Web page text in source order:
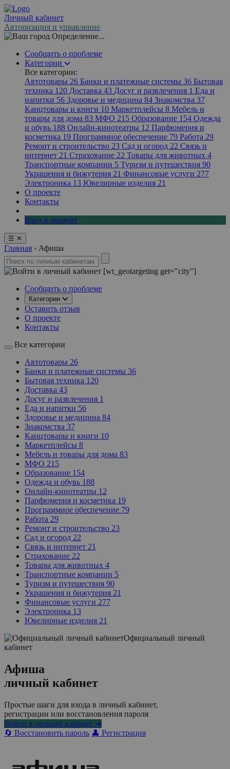
Личный кабинет
Авторизация и управление
Определение...
Сообщить о проблеме
Категории
Все категории:
Автотовары 26 Банки и платежные системы 36 Бытовая
техника 120 Доставка 43 Досуг и развлечения 1 Еда и
напитки 56 Здоровье и медицина 84 Знакомства 37
Канцтовары и книги 10 Маркетплейсы 8 Мебель и
товары для дома 83 МФО 215 Образование 154 Одежда
и обувь 188 Онлайн-кинотеатры 12 Парфюмерия и
косметика 19 Программное обеспечение 79 Работа 29
Ремонт и строительство 23 Сад и огород 22 Связь и
интернет 21 Страхование 22 Товары для животных 4
Транспортные компании 5 Туризм и путешествия 90
Украшения и бижутерия 21 Финансовые услуги 277
Электроника 13 Ювелирные изделия 21
О проекте
Контакты
Вход в аккаунт
☰ ✕
Главная › Афиша
[wt_geotargeting get="city"]
Сообщить о проблеме
Категории
Оставить отзыв
О проекте
Контакты
Все категории
Автотовары 26
Банки и платежные системы 36
Бытовая техника 120
Доставка 43
Досуг и развлечения 1
Еда и напитки 56
Здоровье и медицина 84
Знакомства 37
Канцтовары и книги 10
Маркетплейсы 8
Мебель и товары для дома 83
МФО 215
Образование 154
Одежда и обувь 188
Онлайн-кинотеатры 12
Парфюмерия и косметика 19
Программное обеспечение 79
Работа 29
Ремонт и строительство 23
Сад и огород 22
Связь и интернет 21
Страхование 22
Товары для животных 4
Транспортные компании 5
Туризм и путешествия 90
Украшения и бижутерия 21
Финансовые услуги 277
Электроника 13
Ювелирные изделия 21
Официальный личный
кабинет
Афиша
личный кабинет
Простые шаги для входа в личный кабинет,
регистрации или восстановления пароля
Войти в личный кабинет ➜
🔄 Восстановить пароль 👤 Регистрация